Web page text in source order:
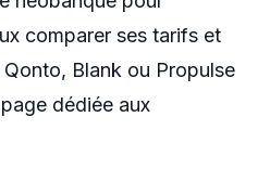
comparer ses tarifs et
Blank ou Propulse
dédiée aux